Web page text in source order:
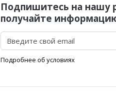
Подпишитесь на нашу
получайте
Подробнее об условиях